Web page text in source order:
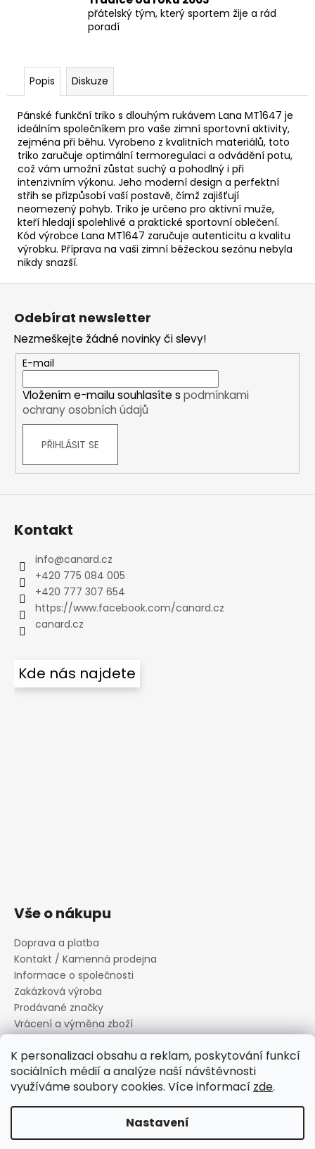
K personalizaci obsahu a reklam, poskytování funkcí
sociálních médií a analýze naší návštěvnosti
využíváme soubory cookies. Více informací zde.
Nastavení
přátelský tým, který sportem žije a rád
poradí
Popis Diskuze
Pánské funkční triko s dlouhým rukávem Lana MT1647 je
ideálním společníkem pro vaše zimní sportovní aktivity,
zejména při běhu. Vyrobeno z kvalitních materiálů, toto
triko zaručuje optimální termoregulaci a odvádění potu,
což vám umožní zůstat suchý a pohodlný i při
intenzivním výkonu. Jeho moderní design a perfektní
střih se přizpůsobí vaší postavě, čímž zajišťují
neomezený pohyb. Triko je určeno pro aktivní muže,
kteří hledají spolehlivé a praktické sportovní oblečení.
Kód výrobce Lana MT1647 zaručuje autenticitu a kvalitu
výrobku. Příprava na vaši zimní běžeckou sezónu nebyla
nikdy snazší.
Z
Odebírat newsletter
Nezmeškejte žádné novinky či slevy!
E-mail
Vložením e-mailu souhlasíte s podmínkami
ochrany osobních údajů
PŘIHLÁSIT SE
Kontakt
info@canard.cz
+420 775 084 005
+420 777 307 654
https://www.facebook.com/canard.cz
canard.cz
Kde nás najdete
Vše o nákupu
Doprava a platba
Kontakt / Kamenná prodejna
Informace o společnosti
Zakázková výroba
Prodávané značky
Vrácení a výměna zboží
Informace o souborech cookies
Reklamační řád
Obchodní podmínky